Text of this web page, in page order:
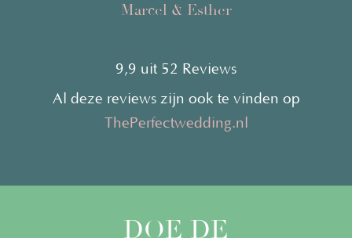
Marcel & Esther
9,9 uit 52 Reviews
Al deze reviews zijn ook te vinden op
ThePerfectwedding.nl
DOE DE